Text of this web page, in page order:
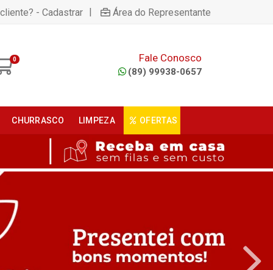
- Cadastrar | Área do Representante
0 Fale Conosco
(89) 99938-0657
CHURRASCO LIMPEZA OFERTAS